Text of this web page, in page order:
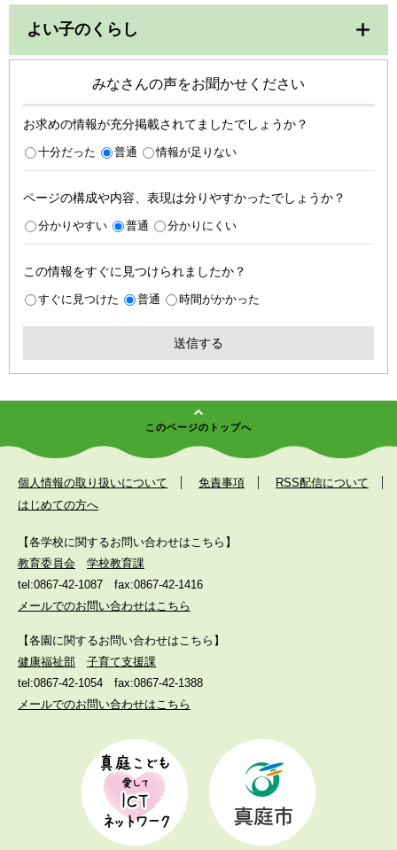
よい子のくらし
みなさんの声をお聞かせください
お求めの情報が充分掲載されてましたでしょうか？
十分だった 普通 情報が足りない
ページの構成や内容、表現は分りやすかったでしょうか？
分かりやすい 普通 分かりにくい
この情報をすぐに見つけられましたか？
すぐに見つけた 普通 時間がかかった
このページのトップへ
個人情報の取り扱いについて 免責事項
RSS配信について
はじめての方へ
【各学校に関するお問い合わせはこちら】
教育委員会
学校教育課
tel:0867-42-1087
fax:0867-42-1416
メールでのお問い合わせはこちら
【各園に関するお問い合わせはこちら】
健康福祉部
子育て支援課
tel:0867-42-1054
fax:0867-42-1388
メールでのお問い合わせはこちら